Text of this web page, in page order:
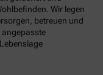
Wir legen
betreuen und
angepasste